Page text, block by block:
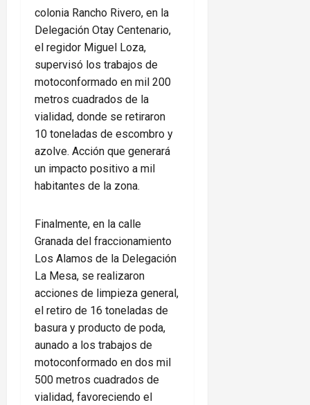
colonia Rancho Rivero, en la
Delegación Otay Centenario,
el regidor Miguel Loza,
supervisó los trabajos de
motoconformado en mil 200
metros cuadrados de la
vialidad, donde se retiraron
10 toneladas de escombro y
azolve. Acción que generará
un impacto positivo a mil
habitantes de la zona.
Finalmente, en la calle
Granada del fraccionamiento
Los Alamos de la Delegación
La Mesa, se realizaron
acciones de limpieza general,
el retiro de 16 toneladas de
basura y producto de poda,
aunado a los trabajos de
motoconformado en dos mil
500 metros cuadrados de
vialidad, favoreciendo el